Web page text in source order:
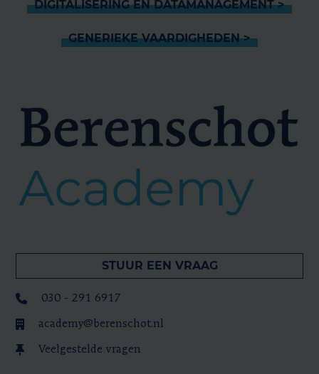
DIGITALISERING EN DATAMANAGEMENT >
GENERIEKE VAARDIGHEDEN >
STUUR EEN VRAAG
030 - 291 6917
academy@berenschot.nl
Veelgestelde vragen